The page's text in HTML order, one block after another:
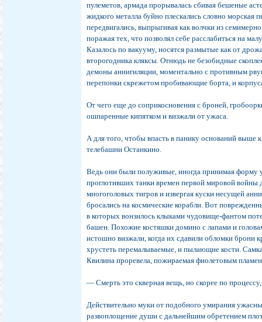
пулеметов, армада прорывалась сбивая бешеные
жидкого металла буйно плескались словно морская
передвигались, выпрыгивая как волчки из
поражая тех, что позволял себе расслабиться на
Казалось по вакууму, носятся размытые как от
второгодника кляксы. Отнюдь не безобидные
демоны аннигиляции, моментально с противным
перепонки скрежетом пробивающие борта, и
От чего еще до соприкосновения с броней,
ошпаренные кипятком и визжали от ужаса.
А для того, чтобы впасть в панику оснований
телебашни Останкино.
Ведь они были полуживые, иногда принимая форму
проглотивших танки времен первой мировой войны
многоголовых тигров и извергая куски несущей
бросались на космические корабли. Вот
в которых вонзилось клыками чудовище-фантом
башен. Похожие костяшки домино с лапами и
истошно визжали, когда их сдавили обломки брони
хрустеть перемалываемые, и пылающие кости.
Квилина проревела, пожираемая фиолетовым
— Смерть это скверная вещь, но скорее по
Действительно муки от подобного умирания
развоплощение души с дальнейшим обретением